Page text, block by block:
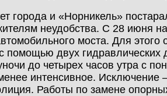
города и «Норникель»
неудобства. С 28 июня
моста. Для
помощью двух
до четырех часов утра с
интенсивное. Исключение
Работы по замене